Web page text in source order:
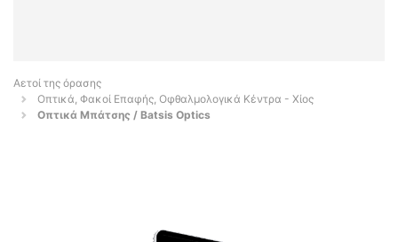
Αετοί της όρασης
Οπτικά, Φακοί Επαφής, Οφθαλμολογικά Κέντρα - Χίος
Οπτικά Μπάτσης / Batsis Optics